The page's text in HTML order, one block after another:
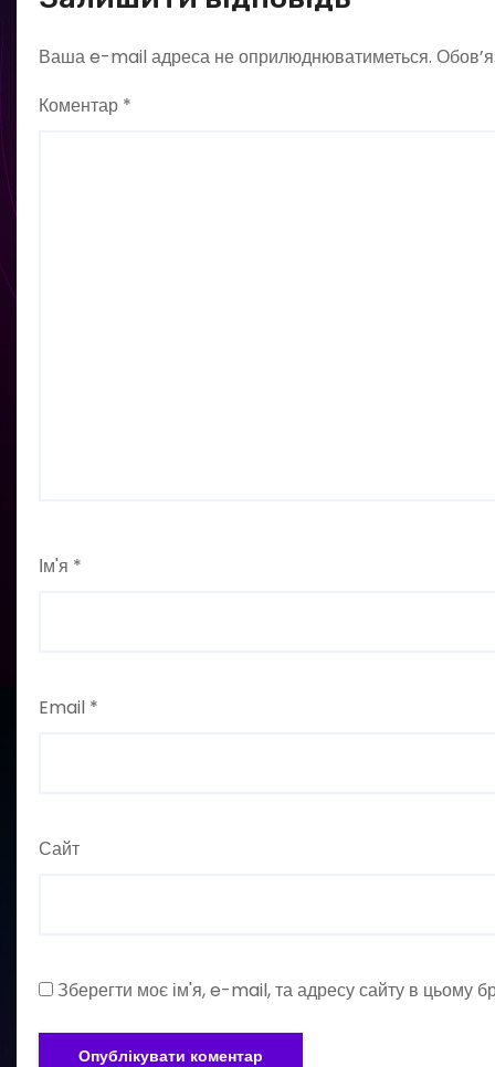
Ваша e-mail адреса не оприлюднюватиметься.
Коментар *
Ім'я *
Email *
Сайт
Зберегти моє ім'я, e-mail, та адресу сайту в цьому